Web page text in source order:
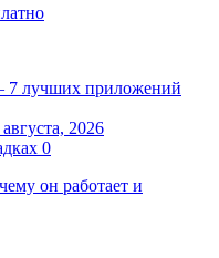
7 лучших приложений
августа, 2026
0